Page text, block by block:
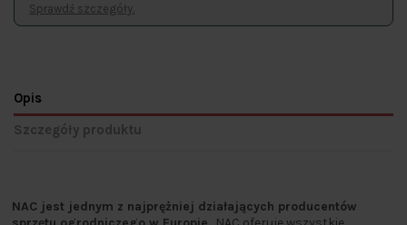
Sprawdź szczegóły.
Opis
Szczegóły produktu
NAC jest jednym z najprężniej działających producentów